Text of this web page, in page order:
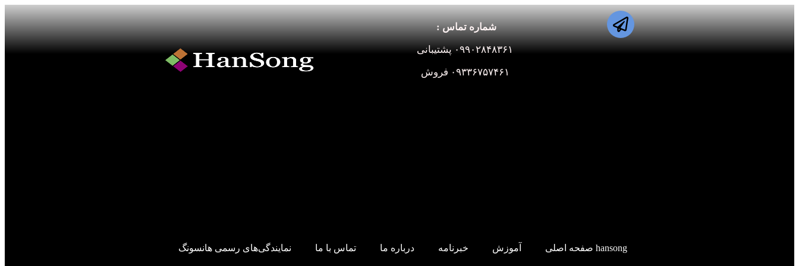
شماره تماس :
۰۹۹۰۲۸۴۸۳۶۱ پشتیبانی
۰۹۳۳۶۷۵۷۴۶۱ فروش
hansong صفحه اصلی آموزش خبرنامه درباره ما تماس با ما نمایندگی‌های رسمی هانسونگ